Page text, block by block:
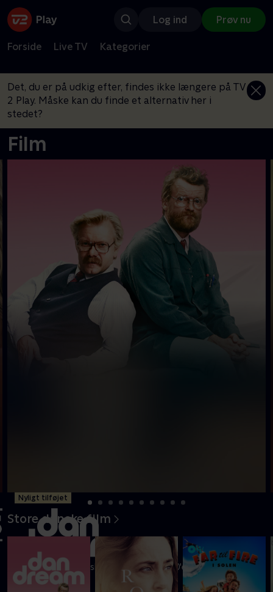
Log ind Prøv nu
Forside Live TV Kategorier
Det, du er på udkig efter, findes ikke længere på TV
2 Play. Måske kan du finde et alternativ her i
stedet?
Film
Nyligt tilføjet
En gruppe excentriske mænd laver i 1980'erne deres egen
elektriske bil
Store danske film